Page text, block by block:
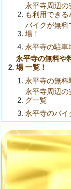
永平寺周辺の
も利用できる
バイクが無料
場！
永平寺の駐車
永平寺の無料や
場 一覧！
永平寺の無料
永平寺周辺
グ一覧
永平寺のバイ